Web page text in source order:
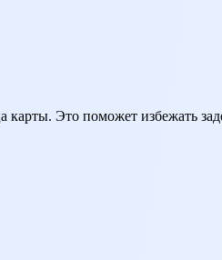
карты. Это поможет избежать